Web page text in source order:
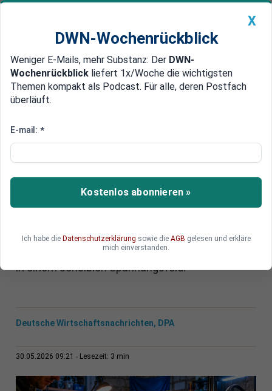
Newsticker MEIN DWN: Geldanlage Premium
Edelmetalle DWN-Magazin China
Wie 3D-Drucker aus deutschen
beeinflussen
Kleine Plastikteile aus Deutschland helfen der
Ukraine im Krieg gegen Russland. Hinter der
aus Kellern und Werkstätten liefern. Ihre Arbeit
gilt als effektiv und günstig – bewegt sich jedoch
in einem sensiblen Spannungsfeld.
Deutsche Wirtschaftsnachrichten, DPA
30.05.2026 09:21 Lesezeit: 3 min
X
DWN-Wochenrückblick
Weniger E-Mails, mehr Substanz: Der DWN-
Wochenrückblick liefert 1x/Woche die wichtigsten
Themen kompakt als Podcast. Für alle, deren Postfach
überläuft.
E-mail: *
Kostenlos abonnieren »
Ich habe die Datenschutzerklärung sowie die AGB gelesen und erkläre
mich einverstanden.